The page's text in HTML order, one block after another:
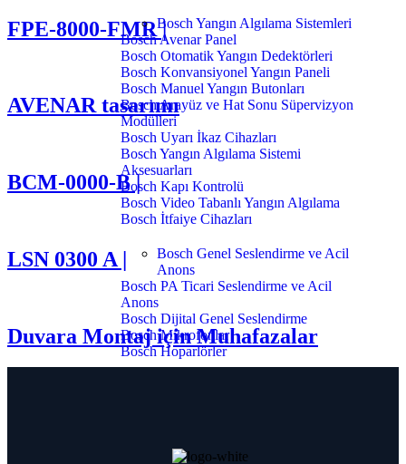
Bosch Yangın Algılama Sistemleri
Bosch Avenar Panel
Bosch Otomatik Yangın Dedektörleri
Bosch Konvansiyonel Yangın Paneli
Bosch Manuel Yangın Butonları
Bosch Arayüz ve Hat Sonu Süpervizyon
Modülleri
Bosch Uyarı İkaz Cihazları
Bosch Yangın Algılama Sistemi
Aksesuarları
Bosch Kapı Kontrolü
Bosch Video Tabanlı Yangın Algılama
Bosch İtfaiye Cihazları
Bosch Genel Seslendirme ve Acil
Anons
Bosch PA Ticari Seslendirme ve Acil
Anons
Bosch Dijital Genel Seslendirme
Bosch Mikrofonlar
Bosch Hoparlörler
Bosch Giriş Kontrol Aksesuarları
FPE-8000-FMR |
AVENAR tasarımı
BCM-0000-B |
LSN 0300 A |
Duvara Montaj için Muhafazalar